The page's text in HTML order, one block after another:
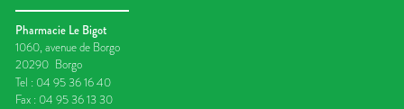
Pharmacie Le Bigot
1060, avenue de Borgo
20290 Borgo
Tel : 04 95 36 16 40
Fax : 04 95 36 13 30